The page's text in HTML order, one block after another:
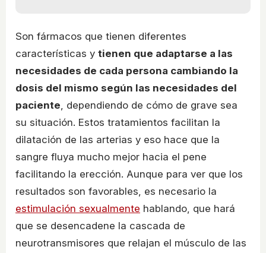
Son fármacos que tienen diferentes
características y tienen que adaptarse a las
necesidades de cada persona cambiando la
dosis del mismo según las necesidades del
paciente , dependiendo de cómo de grave sea
su situación. Estos tratamientos facilitan la
dilatación de las arterias y eso hace que la
sangre fluya mucho mejor hacia el pene
facilitando la erección. Aunque para ver que los
resultados son favorables, es necesario la
estimulación sexualmente hablando, que hará
que se desencadene la cascada de
neurotransmisores que relajan el músculo de las